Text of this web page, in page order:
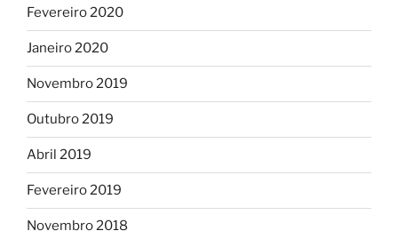
Fevereiro 2020
Janeiro 2020
Novembro 2019
Outubro 2019
Abril 2019
Fevereiro 2019
Novembro 2018